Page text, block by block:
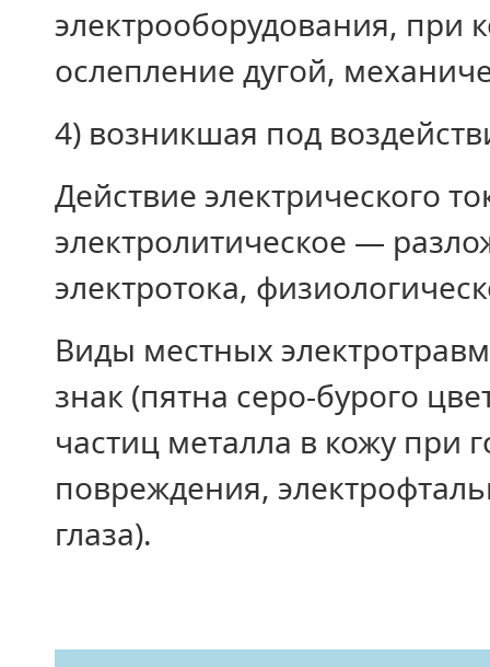
электрооборудования, при
ослепление дугой,
4) возникшая под
Действие электрического
электролитическое —
электротока,
Виды местных
знак (пятна серо-бурого
частиц металла в кожу при
повреждения,
глаза).